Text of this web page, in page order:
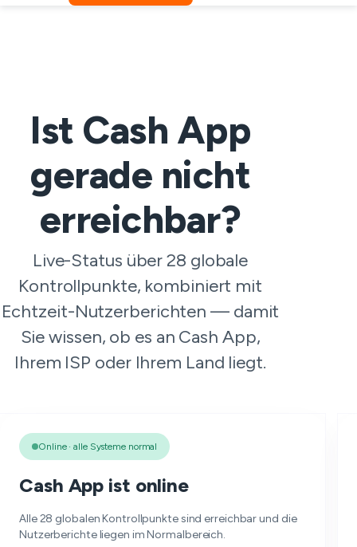
Ist Cash App
gerade nicht
erreichbar?
Live-Status über 28 globale
Kontrollpunkte, kombiniert mit
Echtzeit-Nutzerberichten — damit
Sie wissen, ob es an Cash App,
Ihrem ISP oder Ihrem Land liegt.
Online · alle Systeme normal
Cash App ist online
Alle 28 globalen Kontrollpunkte sind erreichbar und die
Nutzerberichte liegen im Normalbereich.